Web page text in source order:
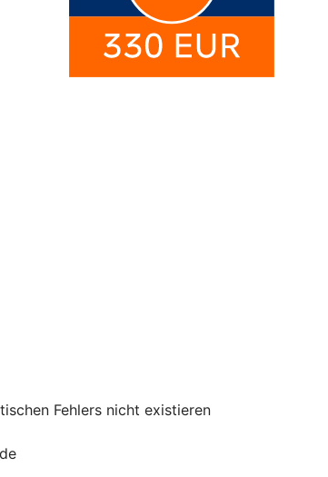
Fehlers nicht existieren